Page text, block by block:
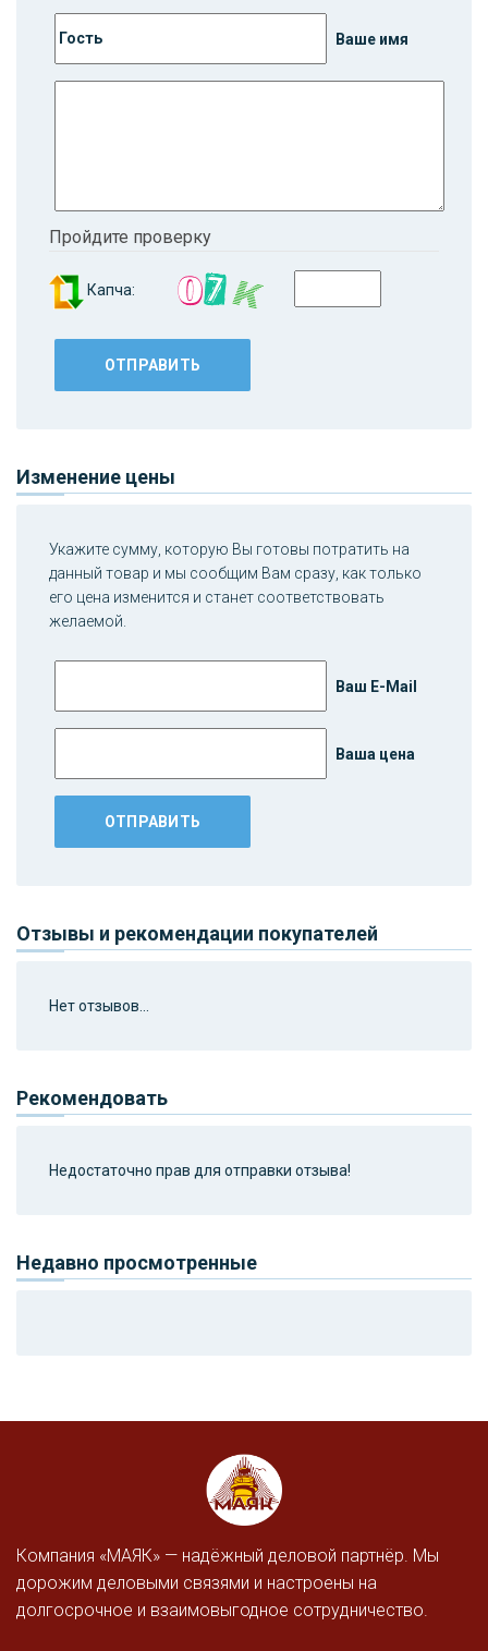
Ваше имя
Пройдите проверку
Капча:
Изменение цены
Укажите сумму, которую Вы готовы потратить на
данный товар и мы сообщим Вам сразу, как только
его цена изменится и станет соответствовать
желаемой.
Ваш E-Mail
Ваша цена
Отзывы и рекомендации покупателей
Нет отзывов...
Рекомендовать
Недостаточно прав для отправки отзыва!
Недавно просмотренные
Компания «МАЯК» — надёжный деловой партнёр. Мы
дорожим деловыми связями и настроены на
долгосрочное и взаимовыгодное сотрудничество.